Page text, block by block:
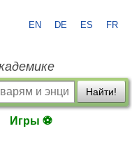
EN DE ES FR
Найти!
Игры ⚽